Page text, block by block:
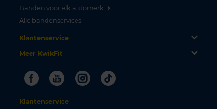
Banden voor elk automerk
Alle bandenservices
Klantenservice
Meer KwikFit
FacebookYoutubeInstagram
Tiktok
Klantenservice